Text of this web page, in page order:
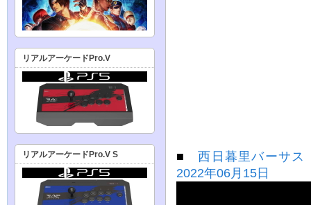
■西日暮里バーサ
2022年06月15日
リアルアーケードPro.V
リアルアーケードPro.V S